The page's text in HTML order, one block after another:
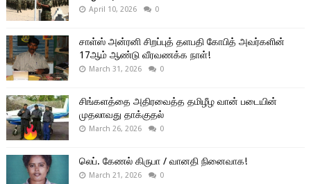
April 10, 2026 0
சாள்ஸ் அன்ரனி சிறப்புத் தளபதி கோபித் அவர்களின்
17ஆம் ஆண்டு வீரவணக்க நாள்!
March 31, 2026 0
சிங்களத்தை அதிரவைத்த தமிழீழ வான் படையின்
முதலாவது தாக்குதல்
March 26, 2026 0
லெப். கேணல் கிருபா / வானதி நினைவாக!
March 21, 2026 0